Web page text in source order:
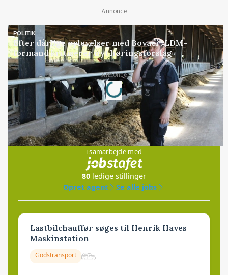
Annonce
POLITIK
Efter dårlige oplevelser med Bovaer: LDM-
formand kritiserer nyt høringsforslag
Annonce
Loading...
Jobs
i samarbejde med
80 ledige stillinger
Opret agent
Se alle jobs
Lastbilchauffør søges til Henrik Haves
Maskinstation
Godstransport